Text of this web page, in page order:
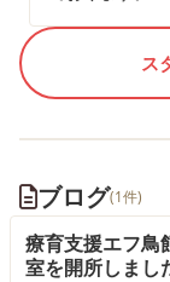
ス
ブログ(1件)
療育支援エフ鳥
室を開所しまし